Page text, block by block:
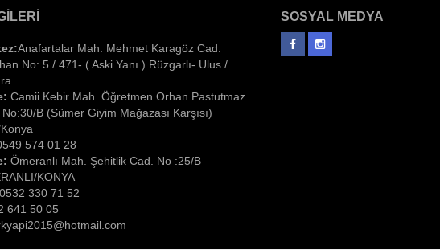
Anafartalar Mah. Mehmet Karagöz Cad.
No: 5 / 471- ( Aski Yanı ) Rüzgarlı- Ulus /
Camii Kebir Mah. Öğretmen Orhan Pastutmaz
B (Sümer Giyim Mağazası Karşısı)
574 01 28
Ömeranlı Mah. Şehitlik Cad. No :25/B
KONYA
330 71 52
641 50 05
SOSYAL MEDYA